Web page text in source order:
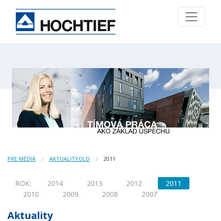
PRE MÉDIÁ AKTUALITYOLD 2011
ROK: 2014 2013 2012
2011
2010
2009 2008 2007
Aktuality